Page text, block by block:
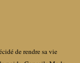
de rendre sa vie